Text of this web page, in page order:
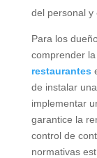
del personal y
Para los
comprender
restaurantes
de instalar
implementar
garantice la
control de
normativas